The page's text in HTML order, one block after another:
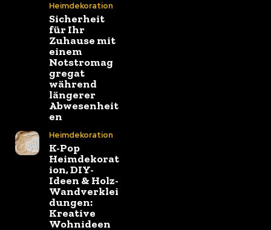
Heimdekoration
Sicherheit
für Ihr
Zuhause mit
einem
Notstromag
gregat
während
längerer
Abwesenheit
en
Heimdekoration
K-Pop
Heimdekorat
ion, DIY-
Ideen & Holz-
Wandverklei
dungen:
Kreative
Wohnideen